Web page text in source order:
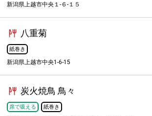
新潟県上越市中央１-６-１５
八重菊
紙巻き
新潟県上越市中央1-6-15
炭火焼鳥 鳥々
席で吸える 紙巻き